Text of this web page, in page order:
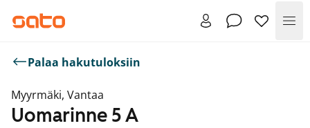
Palaa hakutuloksiin
Myyrmäki, Vantaa
Uomarinne 5 A